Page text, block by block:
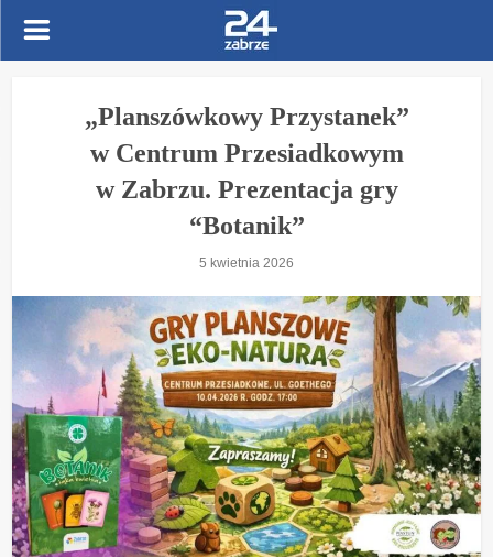
„Planszówkowy Przystanek”
w Centrum Przesiadkowym
w Zabrzu. Prezentacja gry
“Botanik”
5 kwietnia 2026